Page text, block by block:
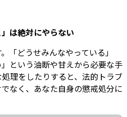
は絶対にやらない
「どうせみんなやっている」
」という油断や甘えから必要な手
理をしたりすると、法的トラブ
なく、あなた自身の懲戒処分に